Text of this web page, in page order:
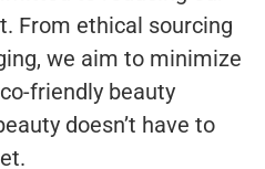
From ethical sourcing
we aim to minimize
friendly beauty
doesn’t have to